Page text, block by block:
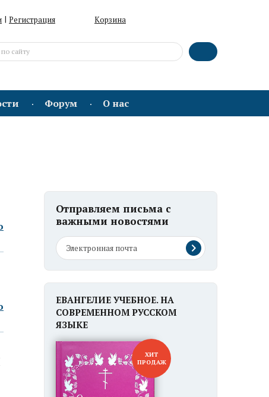
| Регистрация Корзина
Форум О нас
Отправляем письма с
важными новостями
ЕВАНГЕЛИЕ УЧЕБНОЕ. НА
СОВРЕМЕННОМ РУССКОМ
ЯЗЫКЕ
ХИТ
ПРОДАЖ